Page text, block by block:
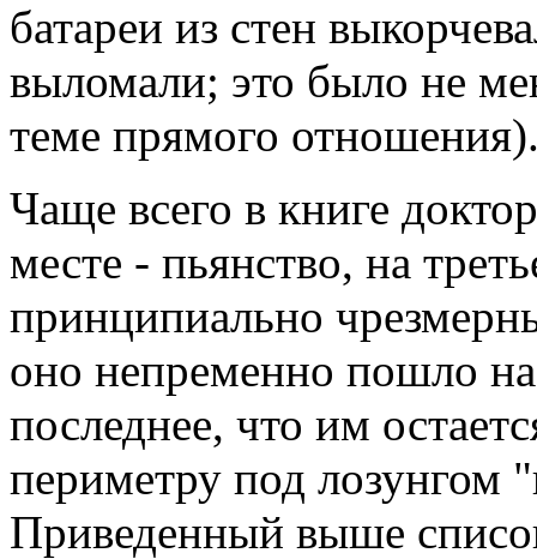
батареи из стен
выломали; это было не
теме прямого
Чаще всего в книге
месте - пьянство, на
принципиально
оно непременно пошло
последнее, что им
периметру под лозунгом
Приведенный выше